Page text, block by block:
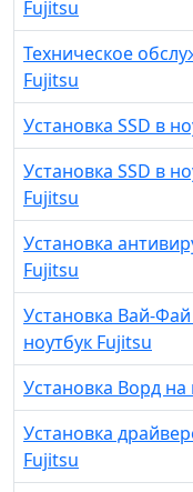
Fujitsu
Техническое
Fujitsu
Установка SSD в
Установка SSD в
Fujitsu
Установка
Fujitsu
Установка Вай-
ноутбук Fujitsu
Установка Ворд на
Установка
Fujitsu